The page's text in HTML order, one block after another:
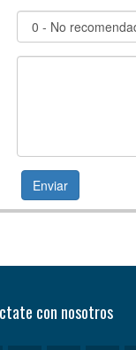
con nosotros